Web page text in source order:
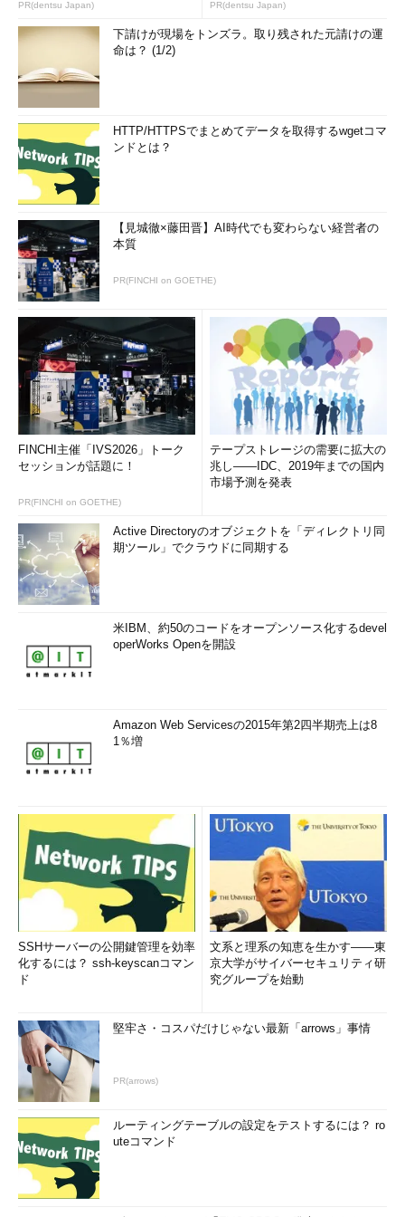
義でも利用されています。受講生は講師が用意した課題を解くこ
とで、効果的な防御のために、攻撃手法についての理解を深める
ことができます。
リケーションを作成し、生徒はその脆弱性を悪用して攻撃を行
い、データベースから解答となる情報を取得できれば課題をクリ
アしたことになります。昨今、日本でもセキュリティ人材の技術
不足が指摘される中、実践的な攻撃手法を迅速に学ぶ観点で有効
な方法であると思います。
また、このシステムの興味深いところは、生徒が課題に取り組
む上で発生するイベントを記録し、統計情報を表示できるところ
です。例えば、正答までの回数が多すぎる場合は「総当たりで回
クセスが極端に少ないのに回答できている場合は、「誰かから答
えを聞いたのではないか」ということが推測できるようになって
います。
終わりに～ますます重要性を増すWebセキュリティ～
2013年は、大手のポータルサイトやSNSサイト、大企業の顧
客サービス用ページなどを狙ったパスワードリスト攻撃が頻発
し、大きな問題になりました。また、改ざんされたWebページを
介したマルウェア感染も後を絶ちません。スマートフォン、タブ
レット端末など、Webにアクセスする手段が豊富になった今、
Webセキュリティはますます重要になっています。
OWASPはWebセキュリティに特化しているため、AppSecのよ
深めたりするのにはうってつけの場です。筆者らは今回が初の参
加でしたが、今後も継続して参加したいと強く感じました。次回
の「OWASP AppSec USA」は2014年9月16日から19日にかけて
「そうはいっても、なかなかアメリカまでは行けないよ」とい
う方にも朗報があります。AppSecにはアジア・太平洋地域版で
ある「AppSec APAC」があり、次回の開催地は何と東京です。
「AppSec APAC 2014」は、2014年3月17日から20日に東京
の御茶ノ水ソラシティカンファレンスセンターで開催されます。
OWASPの各種コンテンツは通常は英語ですが、同時通訳付きで
日本語で聞ける機会はAppSec AsiaPac 2014の他にありません。
関係者からは「『OWASPって何？』という初心者の方から、
Webセキュリティのプロまでをカバーした、充実した内容で開催
されます！」とうかがっています。
またとないこの機会をきっかけに、Webセキュリティの世界に
足を踏み入れてみては（あるいはもっと深く深くはまってみて
は）いかがでしょうか。
PR(dentsu Japan) PR(dentsu Japan)
下請けが現場をトンズラ。取り残された元請けの運
命は？ (1/2)
HTTP/HTTPSでまとめてデータを取得するwgetコマ
ンドとは？
【見城徹×藤田晋】AI時代でも変わらない経営者の
本質
PR(FINCHI on GOETHE)
FINCHI主催「IVS2026」トーク
セッションが話題に！
PR(FINCHI on GOETHE)
テープストレージの需要に拡大の
兆し――IDC、2019年までの国内
市場予測を発表
Active Directoryのオブジェクトを「ディレクトリ同
期ツール」でクラウドに同期する
米IBM、約50のコードをオープンソース化するdevel
operWorks Openを開設
Amazon Web Servicesの2015年第2四半期売上は8
1％増
SSHサーバーの公開鍵管理を効率
化するには？ ssh-keyscanコマン
ド
文系と理系の知恵を生かす――東
京大学がサイバーセキュリティ研
究グループを始動
堅牢さ・コスパだけじゃない最新「arrows」事情
PR(arrows)
ルーティングテーブルの設定をテストするには？ ro
uteコマンド